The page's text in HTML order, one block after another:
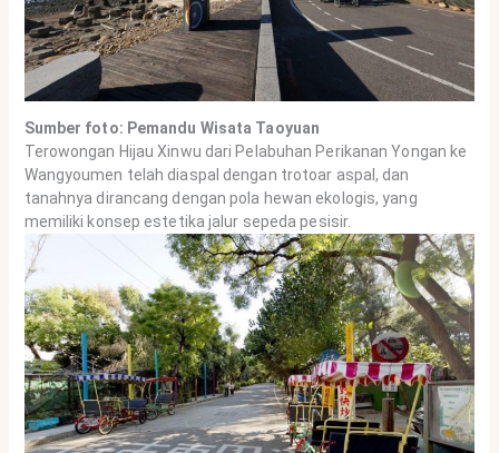
Sumber foto: Pemandu Wisata Taoyuan
Terowongan Hijau Xinwu dari Pelabuhan Perikanan Yongan ke
Wangyoumen telah diaspal dengan trotoar aspal, dan
tanahnya dirancang dengan pola hewan ekologis, yang
memiliki konsep estetika jalur sepeda pesisir.